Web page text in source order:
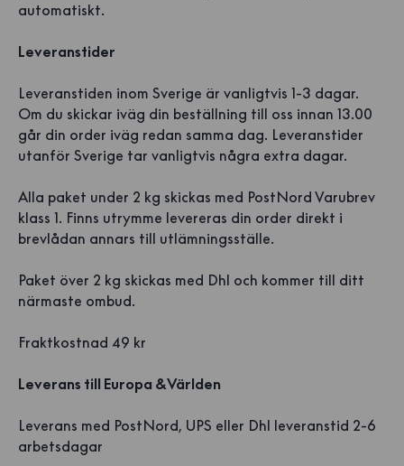
automatiskt.
Leveranstider
Leveranstiden inom Sverige är vanligtvis 1-3 dagar.
Om du skickar iväg din beställning till oss innan 13.00
går din order iväg redan samma dag. Leveranstider
utanför Sverige tar vanligtvis några extra dagar.
Alla paket under 2 kg skickas med PostNord Varubrev
klass 1. Finns utrymme levereras din order direkt i
brevlådan annars till utlämningsställe.
Paket över 2 kg skickas med Dhl och kommer till ditt
närmaste ombud.
Fraktkostnad 49 kr
Leverans till Europa & Världen
Leverans med PostNord, UPS eller Dhl leveranstid 2-6
arbetsdagar